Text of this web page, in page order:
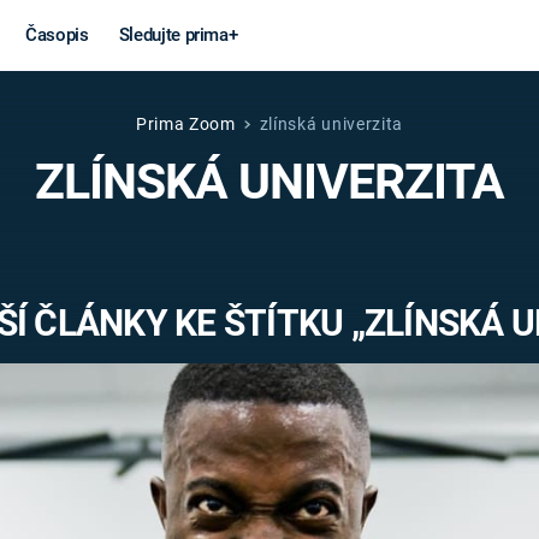
Časopis Sledujte prima+
Věda a
technika
MARS
Války
VÁLEČNÉ
Záhady a
Prima Zoom zlínská univerzita
ZLÍNSKÁ UNIVERZITA
ČLÁNKY KE ŠTÍTKU „ZLÍNSKÁ